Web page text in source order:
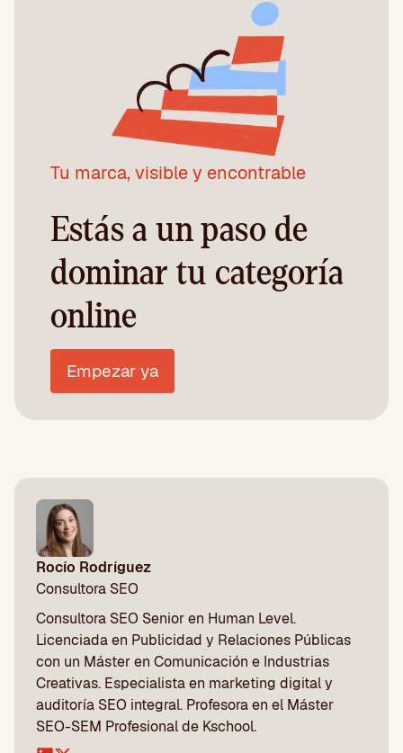
Tu marca, visible y encontrable
Estás a un paso de
dominar tu categoría
online
Empezar ya
Rocío Rodríguez
Consultora SEO
Consultora SEO Senior en Human Level.
Licenciada en Publicidad y Relaciones Públicas
con un Máster en Comunicación e Industrias
Creativas. Especialista en marketing digital y
auditoría SEO integral. Profesora en el Máster
SEO-SEM Profesional de Kschool.